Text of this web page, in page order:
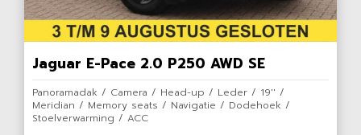
Jaguar E-Pace 2.0 P250 AWD SE
Panoramadak / Camera / Head-up / Leder / 19'' /
Meridian / Memory seats / Navigatie / Dodehoek /
Stoelverwarming / ACC